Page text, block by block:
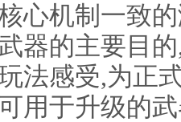
心机制一致
器的主要目
法感受,为正
用于升级的